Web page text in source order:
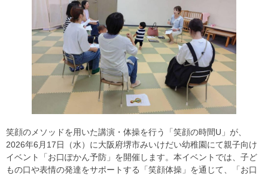
笑顔のメソッドを用いた講演・体操を行う「笑顔の時間U」が、
2026年6月17日（水）に大阪府堺市みいけだい幼稚園にて親子向け
イベント「お口ぽかん予防」を開催します。本イベントでは、子ど
もの口や表情の発達をサポートする「笑顔体操」を通じて、「お口